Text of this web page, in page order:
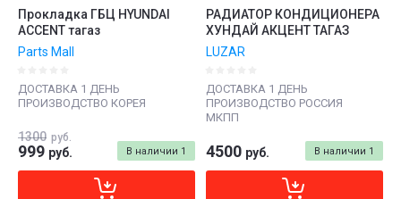
Прокладка ГБЦ HYUNDAI
ACCENT тагаз
Parts Mall
ДОСТАВКА 1 ДЕНЬ
ПРОИЗВОДСТВО КОРЕЯ
В наличии 1
1300 руб.
999 руб.
РАДИАТОР КОНДИЦИОНЕРА
ХУНДАЙ АКЦЕНТ ТАГАЗ
LUZAR
ДОСТАВКА 1 ДЕНЬ
ПРОИЗВОДСТВО РОССИЯ
МКПП
В наличии 1
4500 руб.